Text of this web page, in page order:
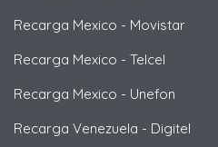
Recarga Mexico - Movistar
Recarga Mexico - Telcel
Recarga Mexico - Unefon
Recarga Venezuela - Digitel